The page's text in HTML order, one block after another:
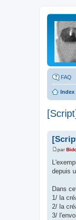
FAQ
Index
M
s
s
e
par
depuis
Dans
1/ la
2/ la
3/